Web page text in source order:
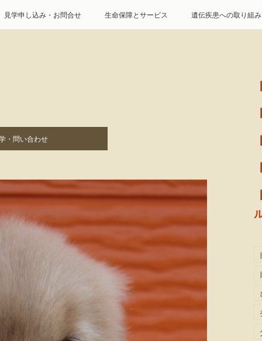
見学申し込み・お問合せ 生命保障とサービス 遺伝疾患への取り組み
・問い合わせ